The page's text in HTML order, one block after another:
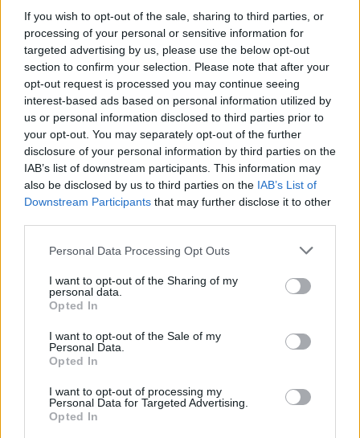
If you wish to opt-out of the sale, sharing to third parties, or
processing of your personal or sensitive information for
targeted advertising by us, please use the below opt-out
section to confirm your selection. Please note that after your
opt-out request is processed you may continue seeing
interest-based ads based on personal information utilized by
us or personal information disclosed to third parties prior to
your opt-out. You may separately opt-out of the further
disclosure of your personal information by third parties on the
IAB’s list of downstream participants. This information may
also be disclosed by us to third parties on the IAB’s List of
Downstream Participants that may further disclose it to other
Personal Data Processing Opt Outs
I want to opt-out of the Sharing of my
personal data.
Opted In
I want to opt-out of the Sale of my
Personal Data.
Opted In
I want to opt-out of processing my
Personal Data for Targeted Advertising.
Opted In
playoffs tras un curso irregular. La franquicia finalizó
con un balance de 40-42 en la temporada anterior,
quedando fuera de la postemporada y provocando la
destitución del entrenador Mike Brown. Doug Christie,
quien asumió el cargo de forma interina, fue confirmado
posteriormente como técnico principal y tendrá la tarea
de relanzar el proyecto.
Problemas de inicio
en los Kings
Sin Murray, Christie deberá ajustar su rotación en el
para mantener el nivel competitivo durante su
playoffs por segunda vez en las últimas dos décadas.
La evolución de la lesión de Keegan Murray será